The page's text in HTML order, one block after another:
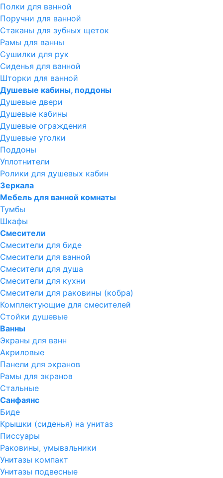
Полки для ванной
Поручни для ванной
Стаканы для зубных щеток
Рамы для ванны
Сушилки для рук
Сиденья для ванной
Шторки для ванной
Душевые кабины, поддоны
Душевые двери
Душевые кабины
Душевые ограждения
Душевые уголки
Поддоны
Уплотнители
Ролики для душевых кабин
Зеркала
Мебель для ванной комнаты
Тумбы
Шкафы
Смесители
Смесители для биде
Смесители для ванной
Смесители для душа
Смесители для кухни
Смесители для раковины (кобра)
Комплектующие для смесителей
Стойки душевые
Ванны
Экраны для ванн
Акриловые
Панели для экранов
Рамы для экранов
Стальные
Санфаянс
Биде
Крышки (сиденья) на унитаз
Писсуары
Раковины, умывальники
Унитазы компакт
Унитазы подвесные